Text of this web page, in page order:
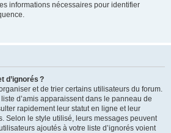
informations nécessaires pour identifier
d’ignorés ?
et de trier certains utilisateurs du forum.
d’amis apparaissent dans le panneau de
rapidement leur statut en ligne et leur
Selon le style utilisé, leurs messages peuvent
ajoutés à votre liste d’ignorés voient